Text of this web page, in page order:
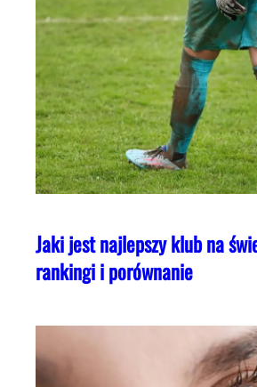
Jaki jest najlepszy klub na
rankingi i porównanie